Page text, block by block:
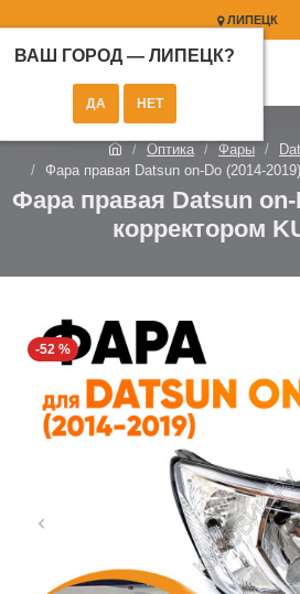
ЛИПЕЦК
ВАШ ГОРОД — ЛИПЕЦК?
Оптика Фары
Фара правая Datsun on-Do (2014-
Фара правая Datsun on-
корректором
-52 %